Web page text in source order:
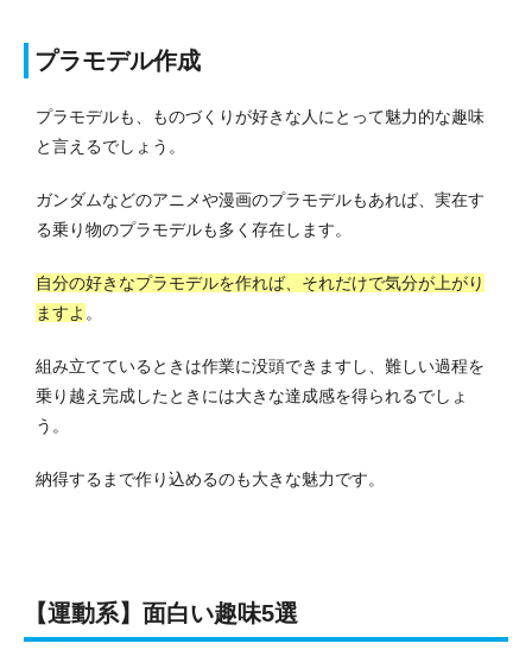
プラモデル作成
プラモデルも、ものづくりが好きな人にとって魅力的な趣味
と言えるでしょう。
ガンダムなどのアニメや漫画のプラモデルもあれば、実在す
る乗り物のプラモデルも多く存在します。
自分の好きなプラモデルを作れば、それだけで気分が上がり
ますよ 。
組み立てているときは作業に没頭できますし、難しい過程を
乗り越え完成したときには大きな達成感を得られるでしょ
う。
納得するまで作り込めるのも大きな魅力です。
【運動系】面白い趣味5選